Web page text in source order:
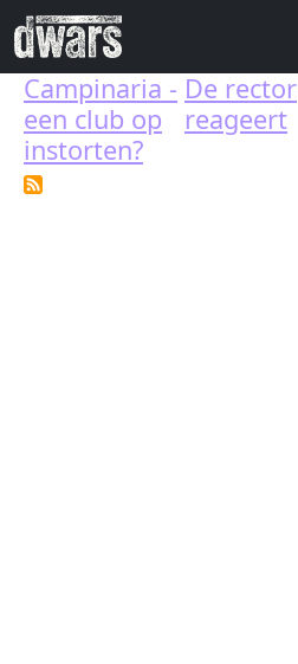
Skip to main content
Campinaria -
een club op
instorten?
De rector
reageert